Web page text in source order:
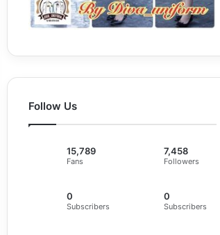
Follow Us
15,789
Fans
7,458
Followers
0
Subscribers
0
Subscribers